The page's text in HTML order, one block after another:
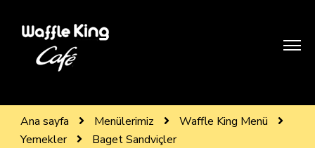
WAFFLE KİNG BODRUM
Treat yourself like royality
Ana sayfa Menülerimiz
Waffle King Menü
Yemekler
Baget Sandviçler